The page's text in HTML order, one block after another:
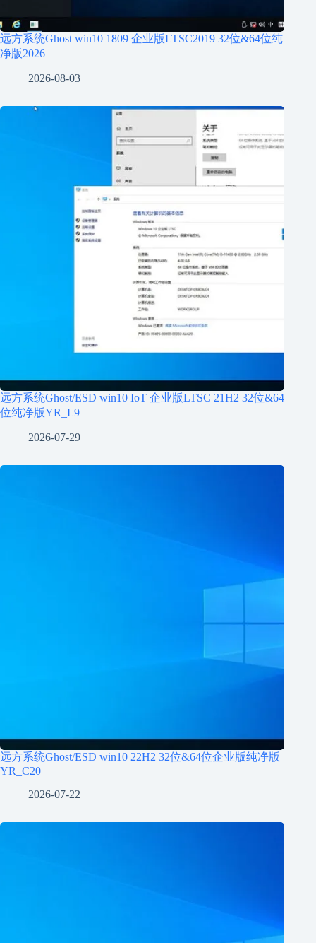
远方系统Ghost win10 1809 企业版LTSC2019 32位&64位纯
净版2026
2026-08-03
远方系统Ghost/ESD win10 IoT 企业版LTSC 21H2 32位&64
位纯净版YR_L9
2026-07-29
远方系统Ghost/ESD win10 22H2 32位&64位企业版纯净版
YR_C20
2026-07-22